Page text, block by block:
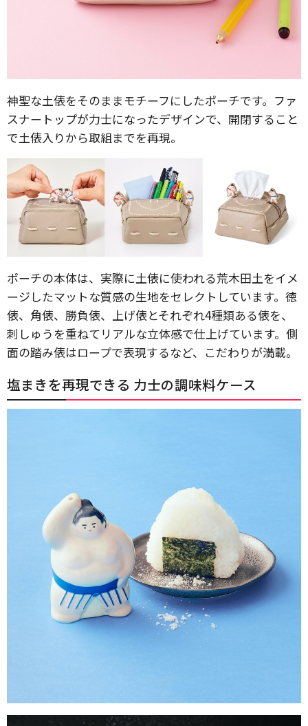
神聖な土俵をそのままモチーフにしたポーチです。ファ
スナートップが力士になったデザインで、開閉すること
で土俵入りから取組までを再現。
ポーチの本体は、実際に土俵に使われる荒木田土をイメ
ージしたマットな質感の生地をセレクトしています。徳
俵、角俵、勝負俵、上げ俵とそれぞれ4種類ある俵を、
刺しゅうを重ねてリアルな立体感で仕上げています。側
面の踏み俵はロープで表現するなど、こだわりが満載。
塩まきを再現できる 力士の調味料ケース